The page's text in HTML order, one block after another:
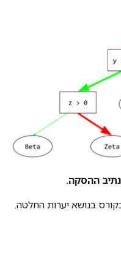
ההסקה.
בנושא יערות החלטה.